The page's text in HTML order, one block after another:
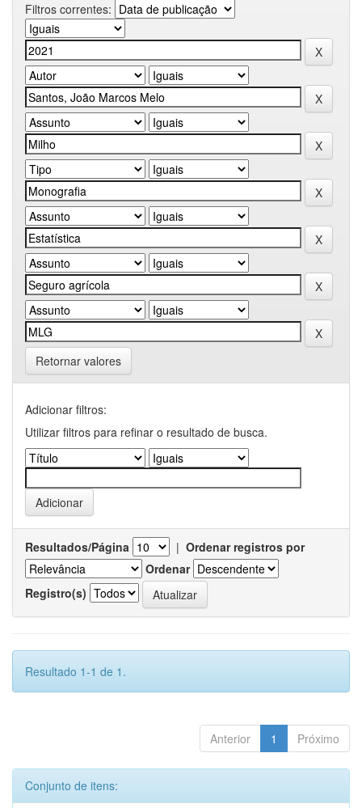
Filtros correntes:
Retornar valores
Adicionar filtros:
Utilizar filtros para refinar o resultado de busca.
Resultados/Página | Ordenar registros por
Ordenar
Registro(s)
Resultado 1-1 de 1.
Anterior 1 Próximo
Conjunto de itens: